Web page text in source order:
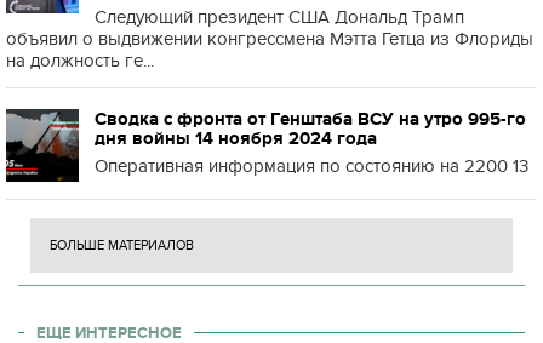
Следующий президент США Дональд Трамп
объявил о выдвижении конгрессмена Мэтта Гетца из Флориды
на должность ге...
Сводка с фронта от Генштаба ВСУ на утро 995-го
дня войны 14 ноября 2024 года
Оперативная информация по состоянию на 2200 13
БОЛЬШЕ МАТЕРИАЛОВ
ЕЩЕ ИНТЕРЕСНОЕ